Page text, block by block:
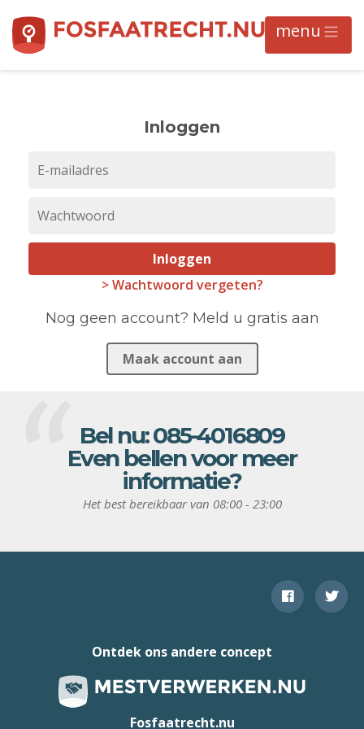
Inloggen
Inloggen
> Wachtwoord vergeten?
Nog geen account? Meld u gratis aan
Maak account aan
Bel nu:085-4016809
Even bellen voor meer
informatie?
Het best bereikbaar van 08:00 - 23:00
Fosfaatrecht.nu
Ontdek ons andere concept